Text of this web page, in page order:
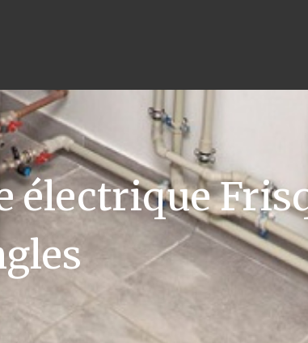
électrique